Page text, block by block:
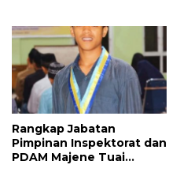
Rangkap Jabatan
Pimpinan Inspektorat dan
PDAM Majene Tuai